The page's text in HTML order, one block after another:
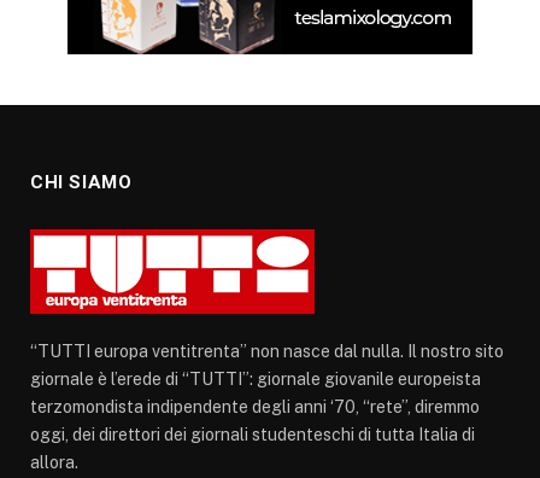
CHI SIAMO
“TUTTI europa ventitrenta” non nasce dal nulla. Il nostro sito
giornale è l’erede di “TUTTI”: giornale giovanile europeista
terzomondista indipendente degli anni ‘70, “rete”, diremmo
oggi, dei direttori dei giornali studenteschi di tutta Italia di
allora.